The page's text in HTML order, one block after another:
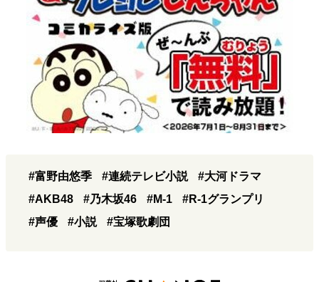
#富野由悠季 #連続テレビ小説
#大河ドラマ
#AKB48
#乃木坂46 #M-1
#R-1グランプリ
#声優
#小説 #宝塚歌劇団